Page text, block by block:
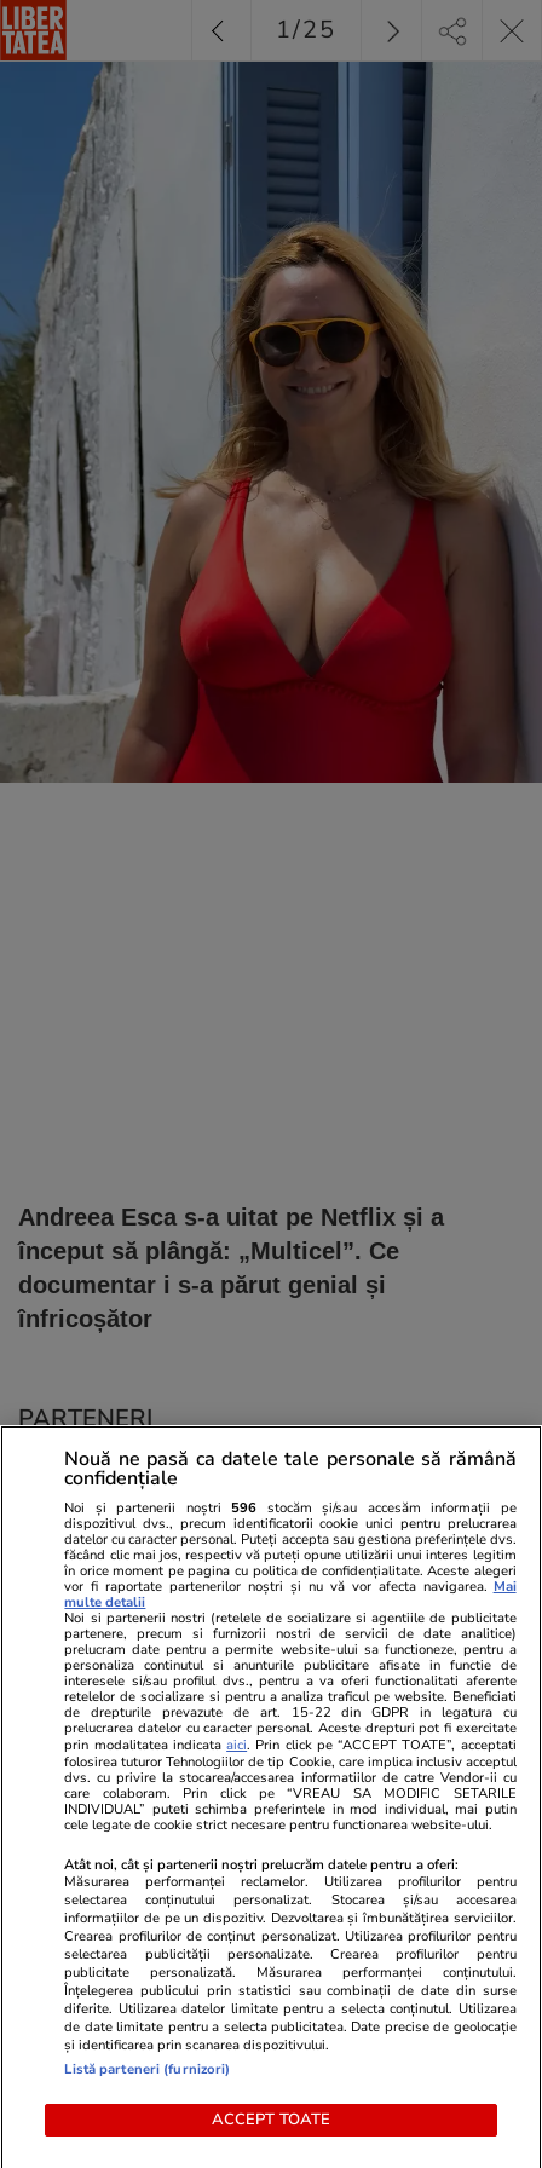
Andreea Esca s-a uitat pe Netflix și a
început să plângă: „Multicel”. Ce
documentar i s-a părut genial și
înfricoșător
1/25
PARTENERI
Viva.ro
"Nici acum nu îi știu bine. Nu îi știu familia".
A tăcut luni întregi, dar acum Gina Matache a
spus adevărul despre relația cu ginerele ei,
Radu Siffr...
Unica.ro
Nu și ei! S-au
căsnicie! Cei doi
secret. Nimeni
motiv al
© 2026 Ringier Romania. Toate drepturile rezervate
Actualizare preferințe cookies
Nouă ne pasă ca datele tale personale să rămână
confidențiale
Noi și partenerii noștri 596 stocăm și/sau accesăm informații pe
dispozitivul dvs., precum identificatorii cookie unici pentru prelucrarea
datelor cu caracter personal. Puteți accepta sau gestiona preferințele dvs.
făcând clic mai jos, respectiv vă puteți opune utilizării unui interes legitim
în orice moment pe pagina cu politica de confidențialitate. Aceste alegeri
vor fi raportate partenerilor noștri și nu vă vor afecta navigarea. Mai
multe detalii
Noi si partenerii nostri (retelele de socializare si agentiile de publicitate
partenere, precum si furnizorii nostri de servicii de date analitice)
prelucram date pentru a permite website-ului sa functioneze, pentru a
personaliza continutul si anunturile publicitare afisate in functie de
interesele si/sau profilul dvs., pentru a va oferi functionalitati aferente
retelelor de socializare si pentru a analiza traficul pe website. Beneficiati
de drepturile prevazute de art. 15-22 din GDPR in legatura cu
prelucrarea datelor cu caracter personal. Aceste drepturi pot fi exercitate
prin modalitatea indicataaici. Prin click pe “ACCEPT TOATE”, acceptati
folosirea tuturor Tehnologiilor de tip Cookie, care implica inclusiv acceptul
dvs. cu privire la stocarea/accesarea informatiilor de catre Vendor-ii cu
care colaboram. Prin click pe “VREAU SA MODIFIC SETARILE
INDIVIDUAL” puteti schimba preferintele in mod individual, mai putin
cele legate de cookie strict necesare pentru functionarea website-ului.
Atât noi, cât și partenerii noștri prelucrăm datele pentru a oferi:
Măsurarea performanței reclamelor. Utilizarea profilurilor pentru
selectarea conținutului personalizat. Stocarea și/sau accesarea
informațiilor de pe un dispozitiv. Dezvoltarea și îmbunătățirea serviciilor.
Crearea profilurilor de conținut personalizat. Utilizarea profilurilor pentru
selectarea publicității personalizate. Crearea profilurilor pentru
publicitate personalizată. Măsurarea performanței conținutului.
Înțelegerea publicului prin statistici sau combinații de date din surse
diferite. Utilizarea datelor limitate pentru a selecta conținutul. Utilizarea
de date limitate pentru a selecta publicitatea. Date precise de geolocație
și identificarea prin scanarea dispozitivului.
Listă parteneri (furnizori)
ACCEPT TOATE